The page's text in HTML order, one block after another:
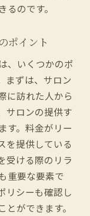
その特徴
体験
めの立川市
魅力と選び
理由
イルサロン
のポイント
ロンの秘密
のです。
ポイント
、いくつかのポ
まずは、サロン
に訪れた人から
サロンの提供す
す。料金がリー
を提供している
受ける際のリラ
重要な要素で
リシーも確認し
ができます。